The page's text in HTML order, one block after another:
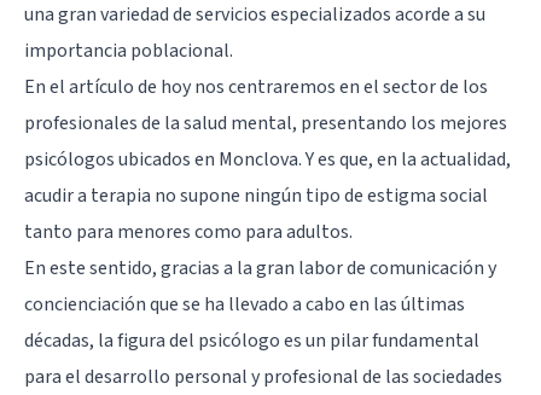
una gran variedad de servicios especializados acorde a su
importancia poblacional.
En el artículo de hoy nos centraremos en el sector de los
profesionales de la salud mental, presentando los mejores
psicólogos ubicados en Monclova. Y es que, en la actualidad,
acudir a terapia no supone ningún tipo de estigma social
tanto para menores como para adultos.
En este sentido, gracias a la gran labor de comunicación y
concienciación que se ha llevado a cabo en las últimas
décadas, la figura del psicólogo es un pilar fundamental
para el desarrollo personal y profesional de las sociedades